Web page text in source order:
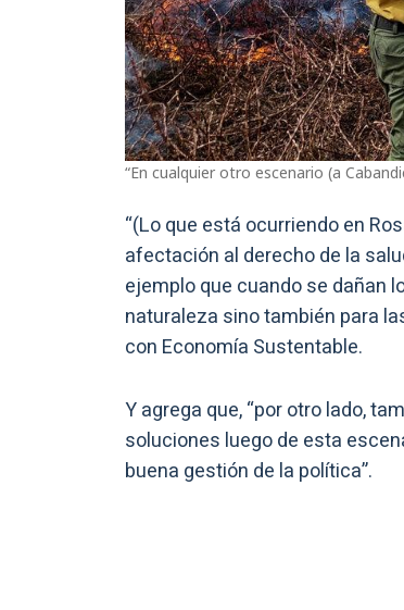
“En cualquier otro escenario (a
“(Lo que está ocurriendo en
afectación al derecho de la
ejemplo que cuando se dañan
naturaleza sino también para
con Economía Sustentable.
Y agrega que, “por otro lado,
soluciones luego de esta
buena gestión de la política”.